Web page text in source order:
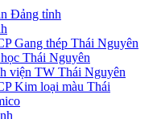
Đảng tỉnh
Gang thép Thái Nguyên
Thái Nguyên
viện TW Thái Nguyên
Kim loại màu Thái